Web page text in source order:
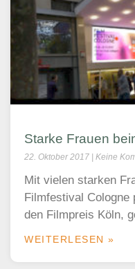
Starke Frauen
22. Oktober 2017 Keine
Mit vielen starken
Filmfestival Cologne
den Filmpreis Köln,
WEITERLESEN »